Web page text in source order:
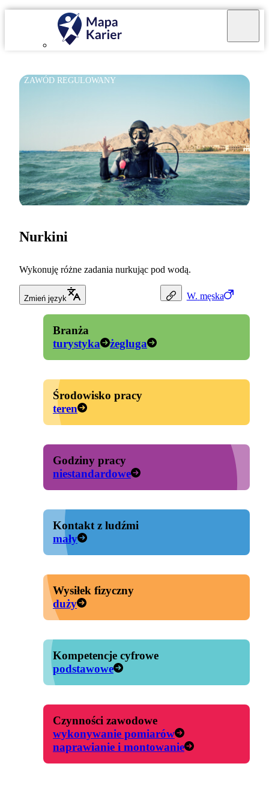
ZAWÓD REGULOWANY
W. męska
Nurkini
Wykonuję różne zadania nurkując pod wodą.
Zmień język
Branża
turystyka
żegluga
Środowisko pracy
teren
Godziny pracy
niestandardowe
Kontakt z ludźmi
mały
Wysiłek fizyczny
duży
Kompetencje cyfrowe
podstawowe
Czynności zawodowe
wykonywanie pomiarów
naprawianie i montowanie